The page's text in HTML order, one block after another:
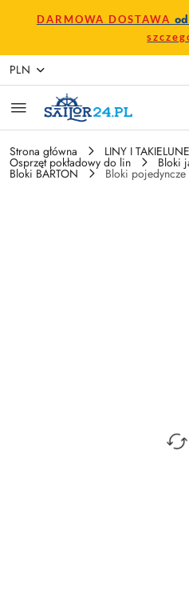
Przejdź do treści
Przejdź do wyszukiwarki
Przejdź do moje konto
Przejdź do menu
Przejdź do opisu
Przejdź do stopki
DARMOWA DOSTAWA
PLN
Strona główna LINY I
Osprzęt pokładowy do lin Bloki
Bloki BARTON Bloki pojedyncze